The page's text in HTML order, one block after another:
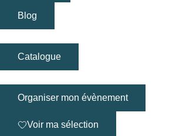
Blog
Catalogue
Organiser mon évènement
Voir ma sélection